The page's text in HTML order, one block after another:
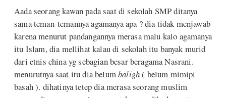
Aada seorang kawan pada saat di sekolah SMP ditanya
sama teman-temannya agamanya apa ? dia tidak menjawab
karena menurut pandangannya merasa malu kalo agamanya
itu Islam, dia mellihat kalau di sekolah itu banyak murid
dari etnis china yg sebagian besar beragama Nasrani.
menurutnya saat itu dia belumbaligh( belum mimipi
basah ). dihatinya tetep dia merasa seorang muslim